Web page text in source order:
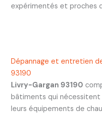
expérimentés et proches
Dépannage et entretien
93190
Livry-Gargan 93190
bâtiments qui
leurs équipements de